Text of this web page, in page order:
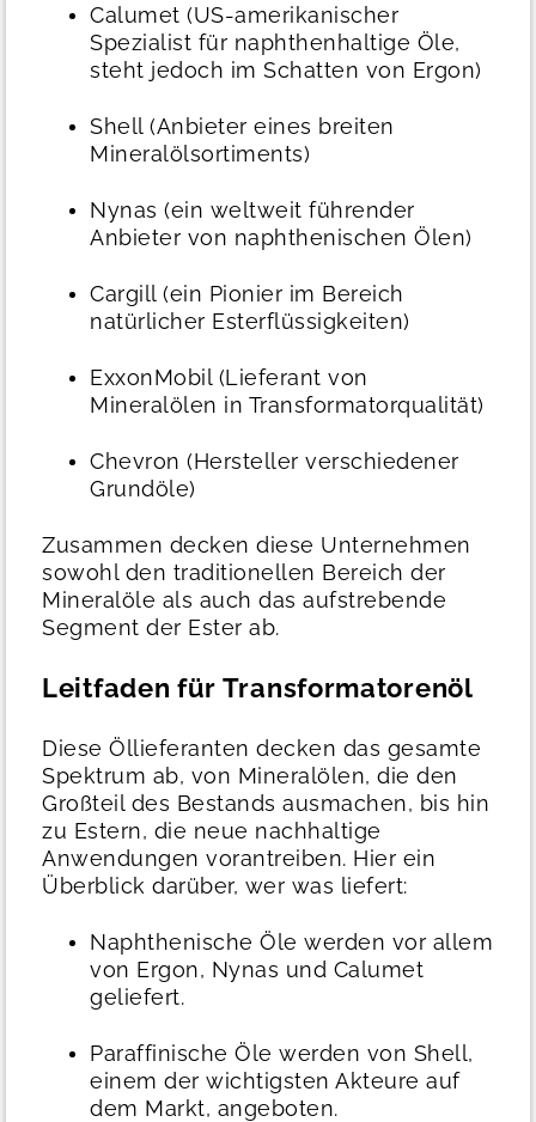
Calumet (US-amerikanischer
Spezialist für naphthenhaltige Öle,
steht jedoch im Schatten von Ergon)
Shell (Anbieter eines breiten
Mineralölsortiments)
Nynas (ein weltweit führender
Anbieter von naphthenischen Ölen)
Cargill (ein Pionier im Bereich
natürlicher Esterflüssigkeiten)
ExxonMobil (Lieferant von
Mineralölen in Transformatorqualität)
Chevron (Hersteller verschiedener
Grundöle)
Zusammen decken diese Unternehmen
sowohl den traditionellen Bereich der
Mineralöle als auch das aufstrebende
Segment der Ester ab.
Leitfaden für Transformatorenöl
Diese Öllieferanten decken das gesamte
Spektrum ab, von Mineralölen, die den
Großteil des Bestands ausmachen, bis hin
zu Estern, die neue nachhaltige
Anwendungen vorantreiben. Hier ein
Überblick darüber, wer was liefert:
Naphthenische Öle werden vor allem
von Ergon, Nynas und Calumet
geliefert.
Paraffinische Öle werden von Shell,
einem der wichtigsten Akteure auf
dem Markt, angeboten.